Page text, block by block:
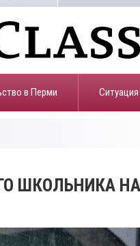
в Перми
ШКОЛЬНИКА НА